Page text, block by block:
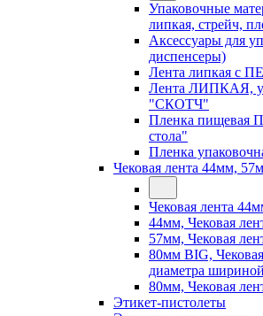
Упаковочные
липкая, стрейч,
Аксессуары для
диспенсеры)
Лента липкая с
Лента ЛИПКАЯ,
"СКОТЧ"
Пленка пищевая
стола"
Пленка
Чековая лента 44мм,
Чековая лента
44мм, Чековая
57мм, Чековая
80мм BIG,
диаметра
80мм, Чековая
Этикет-пистолеты